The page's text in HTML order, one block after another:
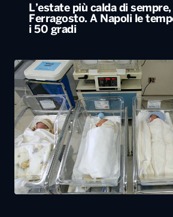
L’estate più calda di
Ferragosto. A Napoli le
i 50 gradi